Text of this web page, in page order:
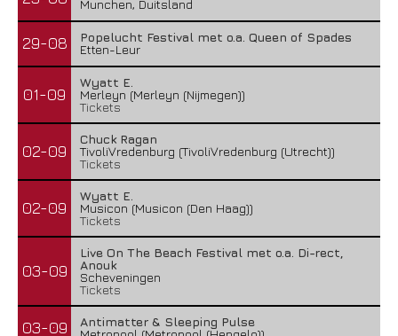
Munchen, Duitsland
29-08
Popelucht Festival met o.a. Queen of Spades
Etten-Leur
01-09
Wyatt E.
Merleyn (Merleyn (Nijmegen))
Tickets
02-09
Chuck Ragan
TivoliVredenburg (TivoliVredenburg (Utrecht))
Tickets
02-09
Wyatt E.
Musicon (Musicon (Den Haag))
Tickets
03-09
Live On The Beach Festival met o.a. Di-rect,
Anouk
Scheveningen
Tickets
03-09
Antimatter & Sleeping Pulse